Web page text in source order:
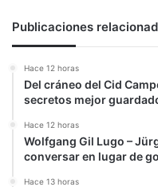
Publicaciones
Hace 12 horas
Del cráneo del Cid
secretos mejor
Hace 12 horas
Wolfgang Gil Lugo –
conversar en lugar de
Hace 13 horas